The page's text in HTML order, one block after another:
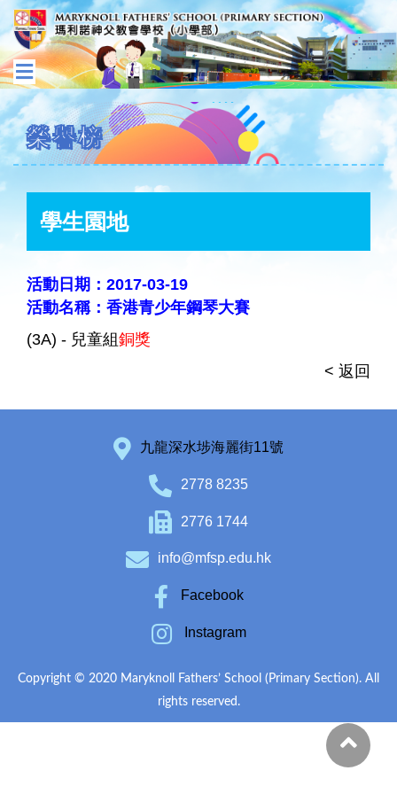
榮譽榜
學生園地
活動日期：2017-03-19
活動名稱：香港青少年鋼琴大賽
(3A) - 兒童組銅獎
< 返回
九龍深水埗海麗街11號
2778 8235
2776 1744
info@mfsp.edu.hk
Facebook
Instagram
Copyright © 2020 Maryknoll Fathers’ School (Primary Section). All
rights reserved.